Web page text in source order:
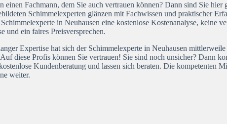
einen Fachmann, dem Sie auch vertrauen können? Dann sind Sie hier
Schimmelexperten glänzen mit Fachwissen und praktischer
in Neuhausen eine kostenlose Kostenanalyse, keine
und ein faires Preisversprechen.
Expertise hat sich der Schimmelexperte in Neuhausen
diese Profis können Sie vertrauen! Sie sind noch unsicher? Dann
Kundenberatung und lassen sich beraten. Die kompetenten
weiter.